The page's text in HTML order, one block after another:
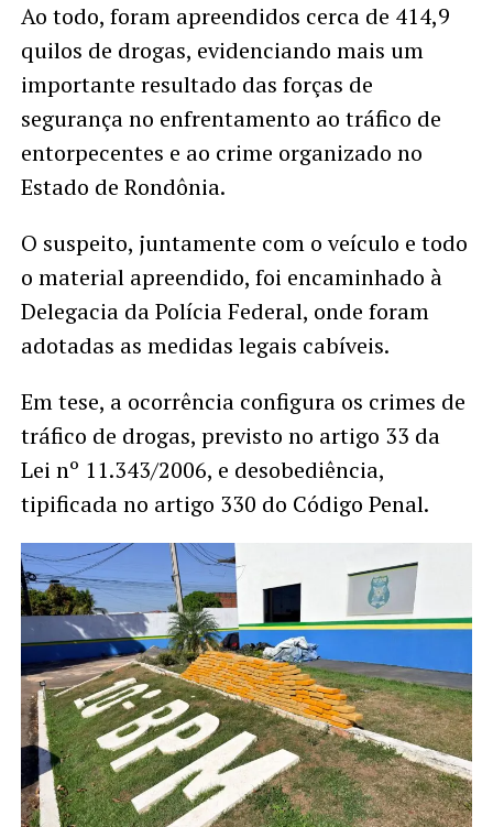
Ao todo, foram apreendidos cerca de 414,9
quilos de drogas, evidenciando mais um
importante resultado das forças de
segurança no enfrentamento ao tráfico de
entorpecentes e ao crime organizado no
Estado de Rondônia.
O suspeito, juntamente com o veículo e todo
o material apreendido, foi encaminhado à
Delegacia da Polícia Federal, onde foram
adotadas as medidas legais cabíveis.
Em tese, a ocorrência configura os crimes de
tráfico de drogas, previsto no artigo 33 da
Lei nº 11.343/2006, e desobediência,
tipificada no artigo 330 do Código Penal.